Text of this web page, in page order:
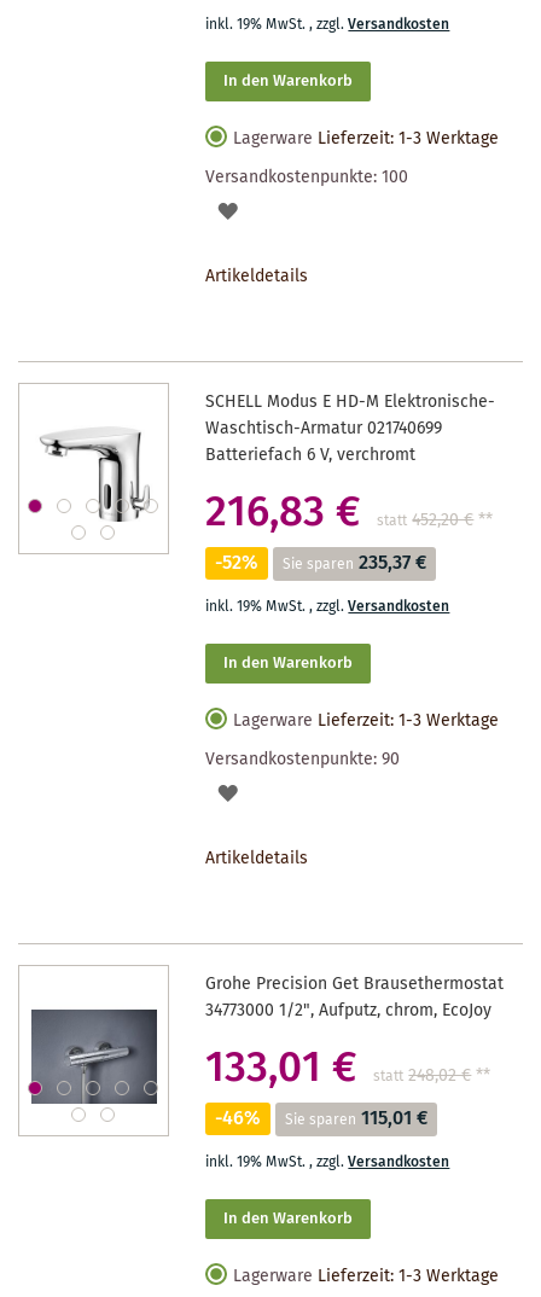
inkl. 19% MwSt.,zzgl.Versandkosten
In den Warenkorb
Lagerware Lieferzeit: 1-3 Werktage
Versandkostenpunkte:100
AUF
Artikeldetails
SCHELL Modus E HD-M Elektronische-
Waschtisch-Armatur 021740699
Batteriefach 6 V, verchromt
216,83 € statt 452,20 €**
-52% Sie sparen 235,37 €
inkl. 19% MwSt.,zzgl.Versandkosten
In den Warenkorb
Lagerware Lieferzeit: 1-3 Werktage
Versandkostenpunkte:90
AUF
Artikeldetails
Grohe Precision Get Brausethermostat
34773000 1/2", Aufputz, chrom, EcoJoy
133,01 € statt 248,02 €**
-46% Sie sparen 115,01 €
inkl. 19% MwSt.,zzgl.Versandkosten
In den Warenkorb
Lagerware Lieferzeit: 1-3 Werktage